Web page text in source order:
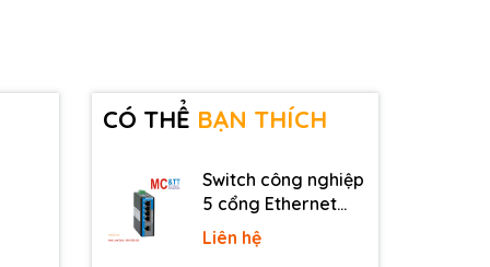
CÓ THỂ BẠN THÍCH
Switch công nghiệp
5 cổng Ethernet
3Onedata IES2105-
5T-P48
Liên hệ